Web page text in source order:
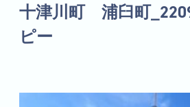
十津川町 浦臼町
ピー